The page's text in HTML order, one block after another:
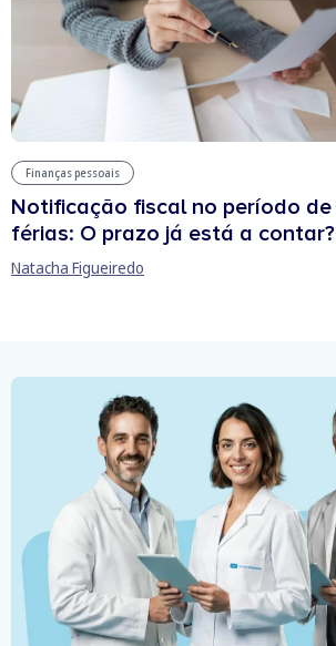
Finanças pessoais
Notificação fiscal no período de
férias: O prazo já está a contar?
Natacha Figueiredo